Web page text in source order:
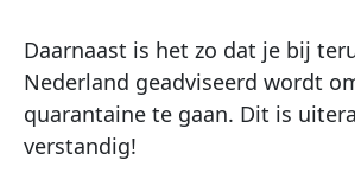
Daarnaast is het zo dat je bij
Nederland geadviseerd wordt
quarantaine te gaan. Dit is
verstandig!